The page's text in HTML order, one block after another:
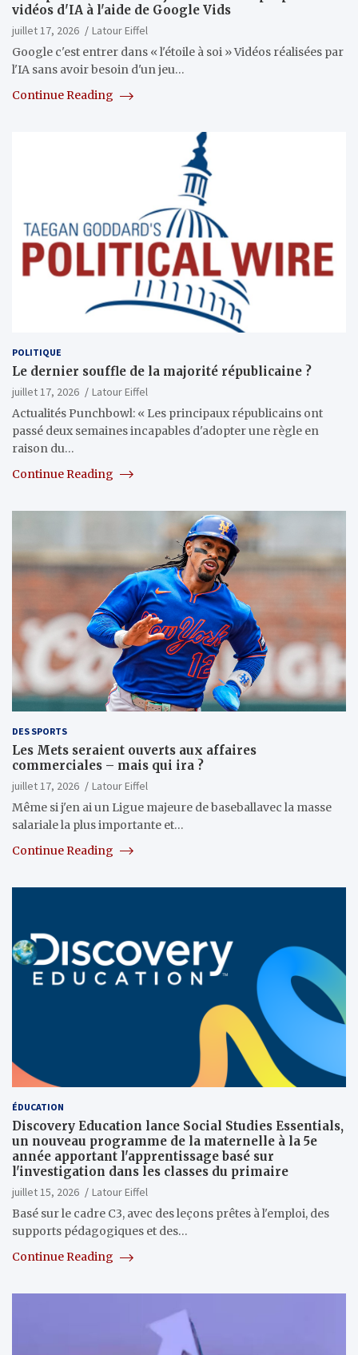
vidéos d'IA à l'aide de Google Vids
juillet 17, 2026
Latour Eiffel
Google c'est entrer dans « l'étoile à soi » Vidéos réalisées par
l'IA sans avoir besoin d'un jeu…
Continue Reading
POLITIQUE
Le dernier souffle de la majorité républicaine ?
juillet 17, 2026
Latour Eiffel
Actualités Punchbowl: « Les principaux républicains ont
passé deux semaines incapables d'adopter une règle en
raison du…
Continue Reading
DES SPORTS
Les Mets seraient ouverts aux affaires
commerciales – mais qui ira ?
juillet 17, 2026
Latour Eiffel
Même si j'en ai un Ligue majeure de baseballavec la masse
salariale la plus importante et…
Continue Reading
ÉDUCATION
Discovery Education lance Social Studies Essentials,
un nouveau programme de la maternelle à la 5e
année apportant l'apprentissage basé sur
l'investigation dans les classes du primaire
juillet 15, 2026
Latour Eiffel
Basé sur le cadre C3, avec des leçons prêtes à l'emploi, des
supports pédagogiques et des…
Continue Reading